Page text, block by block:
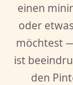
einen
oder
möchtest
ist
den